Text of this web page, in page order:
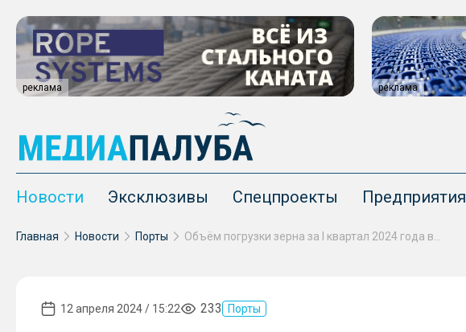
реклама реклама
Новости Эксклюзивы Спецпроекты Предприятия
Главная Новости Порты
12 апреля 2024 / 15:22 233 Порты